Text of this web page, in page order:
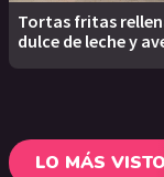
Tortas fritas
dulce de leche y
LO MÁS VISTO